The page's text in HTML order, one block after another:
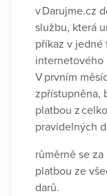
v Darujme.cz
službu, která
příkaz v
internetového
V prvním
zpřístupněna,
platbou z
pravidelných
růměrně se
platbou ze
darů.